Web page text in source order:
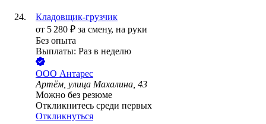
Кладовщик-грузчик
от 5 280 ₽ за смену, на руки
Без опыта
Выплаты: Раз в неделю
ООО Антарес
Артём, улица Махалина, 43
Можно без резюме
Откликнитесь среди первых
Откликнуться